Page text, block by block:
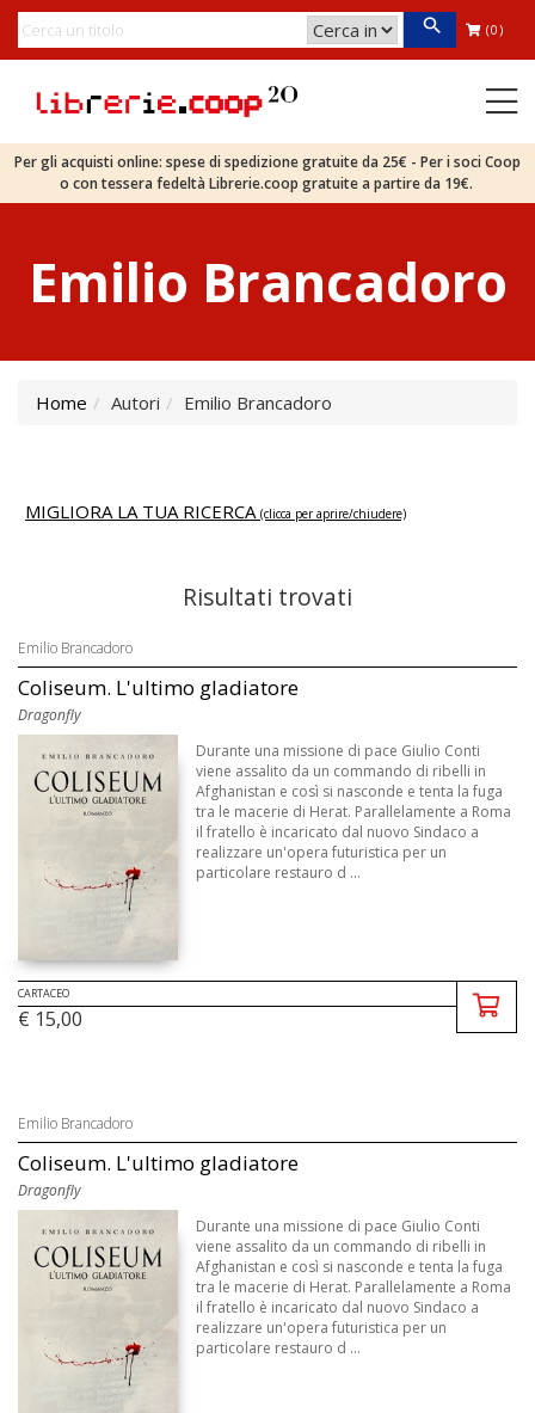
(0)
Per gli acquisti online: spese di spedizione gratuite da 25€ - Per i soci Coop
o con tessera fedeltà Librerie.coop gratuite a partire da 19€.
Emilio Brancadoro
Home Autori Emilio Brancadoro
MIGLIORA LA TUA RICERCA (clicca per aprire/chiudere)
Risultati trovati
Emilio Brancadoro
Coliseum. L'ultimo gladiatore
Dragonfly
Durante una missione di pace Giulio Conti
viene assalito da un commando di ribelli in
Afghanistan e così si nasconde e tenta la fuga
tra le macerie di Herat. Parallelamente a Roma
il fratello è incaricato dal nuovo Sindaco a
realizzare un'opera futuristica per un
particolare restauro d ...
CARTACEO
€ 15,00
Emilio Brancadoro
Coliseum. L'ultimo gladiatore
Dragonfly
Durante una missione di pace Giulio Conti
viene assalito da un commando di ribelli in
Afghanistan e così si nasconde e tenta la fuga
tra le macerie di Herat. Parallelamente a Roma
il fratello è incaricato dal nuovo Sindaco a
realizzare un'opera futuristica per un
particolare restauro d ...